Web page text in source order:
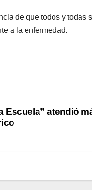
de que todos y todas
a la enfermedad.
Escuela” atendió